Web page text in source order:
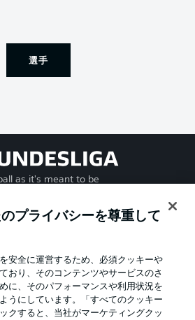
選手
as it's meant to be
プライバシーを尊重して
安全に運営するため、必須クッキーや
おり、そのコンテンツやサービスのさ
に、そのパフォーマンスや利用状況を
うにしています。「すべてのクッキー
クすると、当社がマーケティングクッ